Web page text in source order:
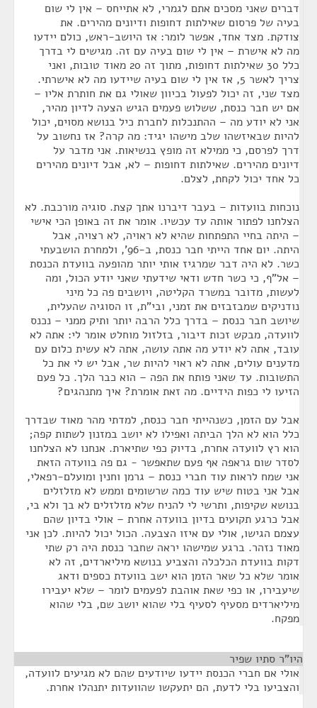
דברים שאני מסכים אתם לגמרי, לא אתייחס – אין לי שום
בעיה של פרסום שאילתות דחופות ודיונים מהירים. את
צודקת. מצד אחד, אפשר לומר: אז היושב-ראש, כולם יידעו
מה לא אישרת – אין לי שום בעיה עם זה. מגישים לי בדרך
כלל 30 שאילתות דחופות, מתוך זה 20 מאוד טובות, ואני
צריך לאשר 5, אז אין לי שום בעיה שיידעו מה לא אישרתי.
מצד שני, זה יכול לפעול בכיוון שאולי גם את חותרת אליו –
אם יש חבר כנסת, ששלוש פעמים הגיש הצעה לדיון מהיר,
אני לא יודע מה – ההתנכלות לחברת כיל בנושא מסוים, יכול
להיות שבאיזשהו שלב מישהו יגיד: מה קרה? אז נחשוב על
דרך לפרסם, כי ממילא זה מופץ בנשיאות. אני מדבר על
דיונים מהירים. שאילתות דחופות – לא, אבל דיונים מהירים
כל אחד יכול לקחת, לצלם.
נוכחות בוועדות – בעבר דיברנו אתך קצת. סוגיה מורכבת. לא
הצלחנו לפתור אותה עד עכשיו. אומר את זה באופן הכי אישי
– היתה בחיי התפתחות שהיא לא ראויה, לא רצויה, אבל
היתה. יום אחד הייתי חבר כנסת, ב-96', ולמחרת הושבעתי
כשר. לא היה דבר שמרגיז אותי יותר מהופעה בוועדת הכנסת
– אל"ף, כי כשר חדש ודאי שידעתי שאני יודע הכול, ומה
לעשות, מדובר במשרד הקליטה, ויושבים פה כל מיני
נודניקים שמבזבזים את זמני, ובי"ת, זו הסוגיה שהעלית,
שיושב חבר כנסת – בדרך כלל הרבה יותר ותיק ממני – נכנס
לוועדה, מבקש זכות דיבור, בזלזול מוחלט אומר לי: אתה לא
עובד, אתה לא יודע מה אתה עושה, אתה לא עשית כלום עם
מדענים עולים, אתה לא ראוי להיות שר, אבל יש לי את כל
התשובות. עד שאני פותח את הפה – הוא כבר הלך. כל פעם
הזיעו לי כפות הידיים. מה זאת אומרת? איך מתנהגים?
אבל עם הזמן, כשנהייתי חבר כנסת, למדתי מהר מאוד שבדרך
כלל הוא לא הלך הביתה ואפילו לא יושב במזנון לשתות קפה;
הוא רץ לוועדה אחרת, בדיוק כפי שתיארת. אנחנו לא הצלחנו
לסדר שום גראפה אף פעם שתאפשר - גם פה בוועדה הזאת
אני שמח לראות עוד חברי כנסת – גרמן וחנין ומועלם-רפאלי,
אבל אני בטוח שיש עוד כמה שרשומים וממש לא מזלזלים
בנושא שקיפות, ותרשי לי להניח שלא מזלזלים לא בך ולא בי,
אבל כרגע תקועים בדיון בוועדה אחרת – אולי בדיון שהם
עצמם הגישו, אולי עם איזו הצבעה. הכול יכול להיות. לכן אני
מאוד נזהר. ברגע שמישהו יראה שחבר כנסת היה רק שתי
דקות בוועדת הכלכלה והצביע בנושא מיליארדים, זה לא
אומר שלא כל שאר הזמן הוא ישב בוועדת כספים ודאג
שיעבירו, או כפי שאת אוהבת לפעמים לומר – שלא יעבירו
מיליארדים מסעיף לסעיף בלי שהוא יושב שם, בלי שהוא
מפקח.
היו"ר סתיו שפיר
אולי אם חברי הכנסת יידעו שיודעים שהם לא מגיעים לוועדה,
והצביעו בלי לדעת, הם יתעקשו שהוועדות יתנהלו אחרת.